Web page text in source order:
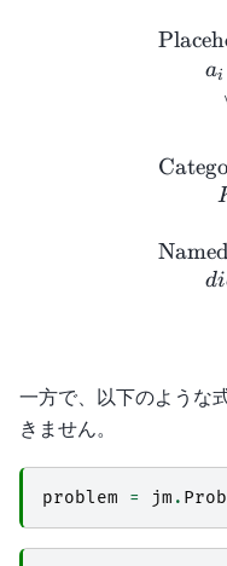
ai
di
一方で、以下のような
きません。
problem = jm .